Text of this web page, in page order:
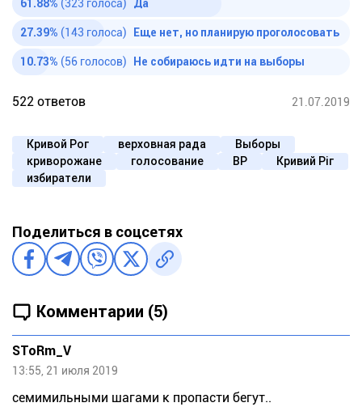
61.88% (323 голоса) Да
27.39% (143 голоса) Еще нет, но планирую проголосовать
10.73% (56 голосов) Не собираюсь идти на выборы
522 ответов 21.07.2019
Кривой Рог верховная рада
Выборы
криворожане
голосование ВР
Кривий Ріг
избиратели
Поделиться в соцсетях
Комментарии (5)
SToRm_V
13:55, 21 июля 2019
семимильными шагами к пропасти бегут..